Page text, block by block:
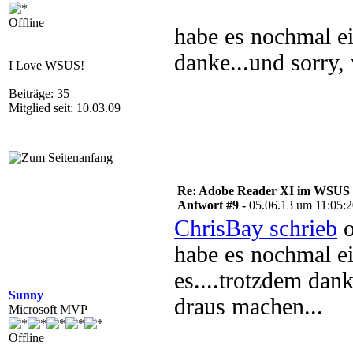
Offline
I Love WSUS!
Beiträge: 35
Mitglied seit: 10.03.09
habe es nochmal
danke...und
Sunny
Microsoft MVP
Offline
Re: Adobe Reader XI im WSUS
Antwort #9 - 05.06.13 um
ChrisBay schrieb
habe es nochmal
es....trotzdem
draus machen...